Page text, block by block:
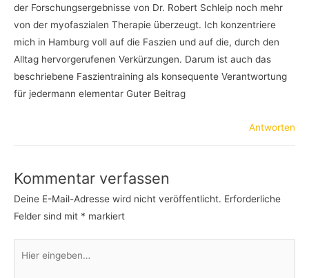
der Forschungsergebnisse von Dr. Robert Schleip noch mehr
von der myofaszialen Therapie überzeugt. Ich konzentriere
mich in Hamburg voll auf die Faszien und auf die, durch den
Alltag hervorgerufenen Verkürzungen. Darum ist auch das
beschriebene Faszientraining als konsequente Verantwortung
für jedermann elementar Guter Beitrag
Antworten
Kommentar verfassen
Deine E-Mail-Adresse wird nicht veröffentlicht. Erforderliche
Felder sind mit * markiert
eingeben…